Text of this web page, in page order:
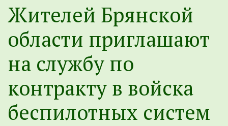
Жителей Брянской
области приглашают
на службу по
контракту в войска
беспилотных систем